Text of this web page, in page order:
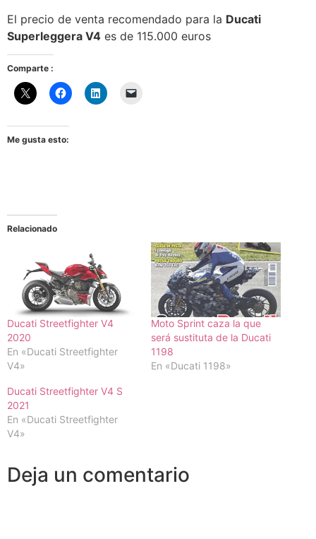
El precio de venta recomendado para la Ducati
Superleggera V4 es de 115.000 euros
Comparte :
Me gusta esto:
Relacionado
Ducati Streetfighter V4
2020
En «Ducati Streetfighter
V4»
Moto Sprint caza la que
será sustituta de la Ducati
1198
En «Ducati 1198»
Ducati Streetfighter V4 S
2021
En «Ducati Streetfighter
V4»
Deja un comentario